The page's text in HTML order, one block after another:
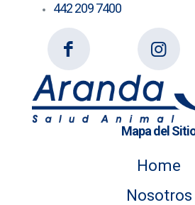
442 209 7400
Mapa del
Home
Nosotros